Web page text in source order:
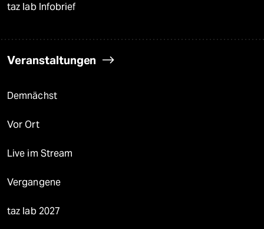
taz lab Infobrief
Veranstaltungen
Demnächst
Vor Ort
Live im Stream
Vergangene
taz lab 2027